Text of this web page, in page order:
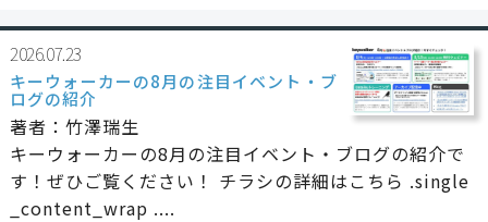
2026.07.23
キーウォーカーの8月の注目イベント・ブ
ログの紹介
著者：竹澤瑞生
キーウォーカーの8月の注目イベント・ブログの紹介で
す！ぜひご覧ください！ チラシの詳細はこちら .single
_content_wrap ....